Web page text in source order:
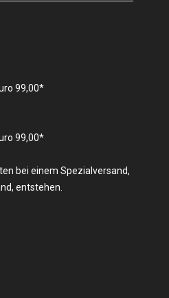
99,00*
99,00*
bei einem Spezialversand,
entstehen.